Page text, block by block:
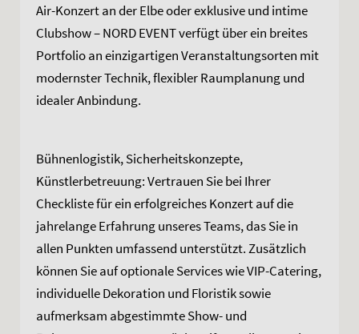
Air-Konzert an der Elbe oder exklusive und intime
Clubshow – NORD EVENT verfügt über ein breites
Portfolio an einzigartigen Veranstaltungsorten mit
modernster Technik, flexibler Raumplanung und
idealer Anbindung.
Bühnenlogistik, Sicherheitskonzepte,
Künstlerbetreuung: Vertrauen Sie bei Ihrer
Checkliste für ein erfolgreiches Konzert auf die
jahrelange Erfahrung unseres Teams, das Sie in
allen Punkten umfassend unterstützt. Zusätzlich
können Sie auf optionale Services wie VIP-Catering,
individuelle Dekoration und Floristik sowie
aufmerksam abgestimmte Show- und